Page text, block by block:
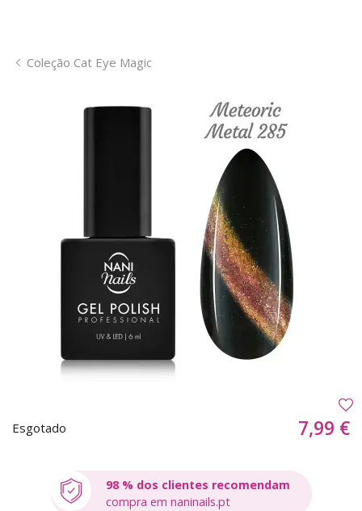
Coleção Cat Eye Magic
Esgotado 7,99 €
98 % dos clientes recomendam
compra em naninails.pt